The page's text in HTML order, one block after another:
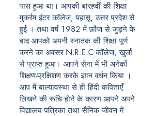
पास हुआ था। आपकी बारहवीं की शिक्षा
मुकर्रम इंटर कॉलेज, पहासू, उत्तर प्रदेश से
हुई । तथा वर्ष 1982 में फ़ौज से जुड़ने के
बाद आपको अपनी स्नातक की शिक्षा पूर्ण
करने का अवसर N.R.E.C कॉलेज, खुर्जा
से प्राप्त हुआ। आपने सेना में भी अनेकों
शिक्षण-प्रक्षिशण करके ज्ञान वर्धन किया ।
आप में बाल्यावस्था से ही हिंदी कविताएँ
लिखने की रूचि होने के कारण आपने अपने
विद्यालय पत्रिका तथा सैनिक जीवन में